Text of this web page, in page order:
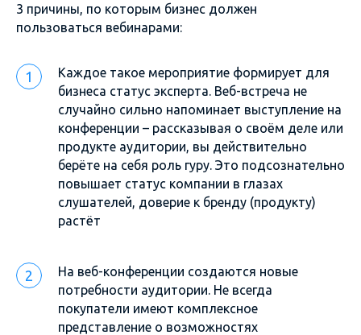
3 причины, по которым бизнес должен
пользоваться вебинарами:
Каждое такое мероприятие формирует для
бизнеса статус эксперта. Веб-встреча не
случайно сильно напоминает выступление на
конференции – рассказывая о своём деле или
продукте аудитории, вы действительно
берёте на себя роль гуру. Это подсознательно
повышает статус компании в глазах
слушателей, доверие к бренду (продукту)
растёт
На веб-конференции создаются новые
потребности аудитории. Не всегда
покупатели имеют комплексное
представление о возможностях